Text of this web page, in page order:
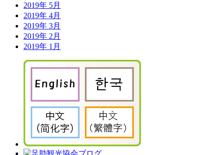
2019年 5月
2019年 4月
2019年 3月
2019年 2月
2019年 1月